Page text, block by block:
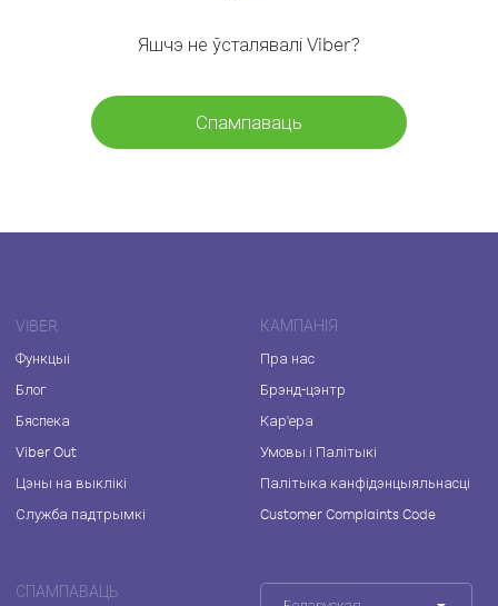
Яшчэ не ўсталявалі Viber?
Спампаваць
VIBER
Функцыі
Блог
Бяспека
Viber Out
Цэны на выклікі
Служба падтрымкі
КАМПАНІЯ
Пра нас
Брэнд-цэнтр
Кар'ера
Умовы і Палітыкі
Палітыка канфідэнцыяльнасці
Customer Complaints Code
СПАМПАВАЦЬ